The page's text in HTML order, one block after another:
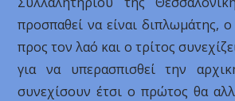
προσπαθεί να είναι διπλωμάτης,
προς τον λαό και ο τρίτος
για να υπερασπισθεί την
συνεχίσουν έτσι ο πρώτος θα